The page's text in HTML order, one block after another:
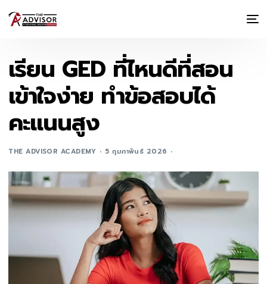
เรียน GED ที่ไหนดีที่สอน
เข้าใจง่าย ทำข้อสอบได้
คะแนนสูง
THE ADVISOR ACADEMY 5 กุมภาพันธ์ 2026